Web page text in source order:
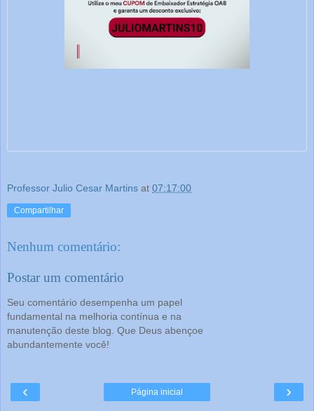
Professor Julio Cesar Martins at 07:17:00
Compartilhar
Nenhum comentário:
Postar um comentário
Seu comentário desempenha um papel
fundamental na melhoria contínua e na
manutenção deste blog. Que Deus abençoe
abundantemente você!
‹ ›
Página inicial